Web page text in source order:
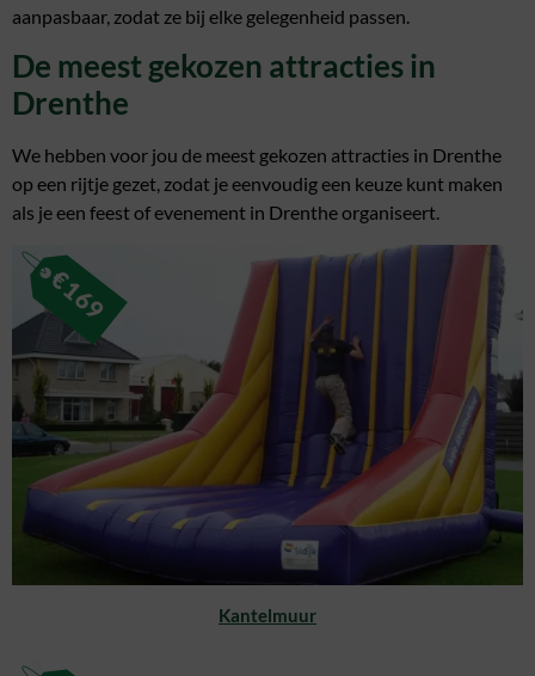
aanpasbaar, zodat ze bij elke gelegenheid passen.
De meest gekozen attracties in
Drenthe
We hebben voor jou de meest gekozen attracties in Drenthe
op een rijtje gezet, zodat je eenvoudig een keuze kunt maken
als je een feest of evenement in Drenthe organiseert.
Kantelmuur
€
169